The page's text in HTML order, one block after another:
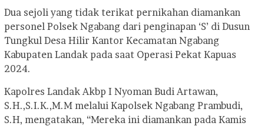
Dua sejoli yang tidak terikat pernikahan diamankan
personel Polsek Ngabang dari penginapan ‘S’ di Dusun
Tungkul Desa Hilir Kantor Kecamatan Ngabang
Kabupaten Landak pada saat Operasi Pekat Kapuas
2024.
Kapolres Landak Akbp I Nyoman Budi Artawan,
S.H.,S.I.K.,M.M melalui Kapolsek Ngabang Prambudi,
S.H, mengatakan, “Mereka ini diamankan pada Kamis